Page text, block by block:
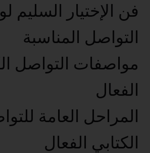
فن الإختيار السليم
التواصل المناسبة
مواصفات التواصل
الفعال
المراحل العامة
الكتابي الفعال